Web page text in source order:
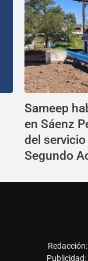
Sameep
en Sáenz
del servicio
Segundo
Redacción:
Publicidad: